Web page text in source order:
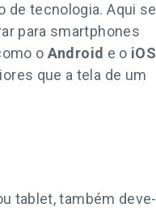
de tecnologia. Aqui se
para smartphones
o Android e o iOS
que a tela de um
tablet, também deve-